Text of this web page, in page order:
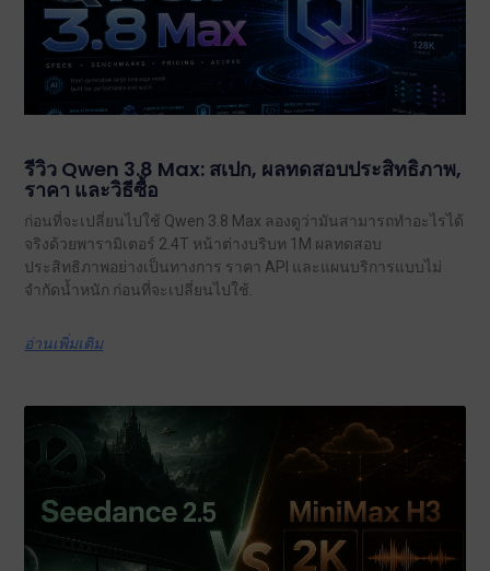
รีวิว Qwen 3.8 Max: สเปก, ผลทดสอบประสิทธิภาพ,
ราคา และวิธีซื้อ
ก่อนที่จะเปลี่ยนไปใช้ Qwen 3.8 Max ลองดูว่ามันสามารถทำอะไรได้
จริงด้วยพารามิเตอร์ 2.4T หน้าต่างบริบท 1M ผลทดสอบ
ประสิทธิภาพอย่างเป็นทางการ ราคา API และแผนบริการแบบไม่
จำกัดน้ำหนัก ก่อนที่จะเปลี่ยนไปใช้.
อ่านเพิ่มเติม